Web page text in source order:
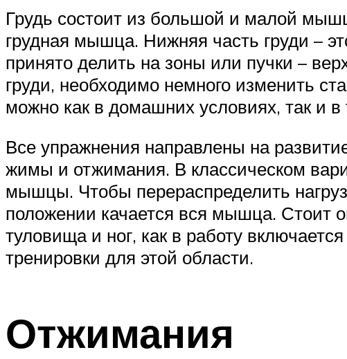
Грудь состоит из большой и малой
грудная мышца. Нижняя часть груди –
принято делить на зоны или пучки –
груди, необходимо немного изменить
можно как в домашних условиях, так и
Все упражнения направлены на
жимы и отжимания. В классическом
мышцы. Чтобы перераспределить
положении качается вся мышца. Стоит
туловища и ног, как в работу
тренировки для этой области.
Отжимания